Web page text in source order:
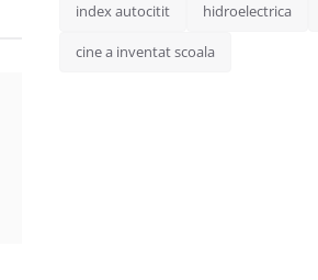
index autocitit hidroelectrica
cine a inventat scoala